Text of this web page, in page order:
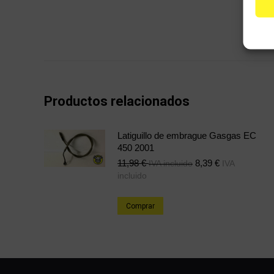
Productos relacionados
Latiguillo de embrague Gasgas EC
450 2001
11,98€ IVA incluido 8,39 € IVA
incluido
Comprar